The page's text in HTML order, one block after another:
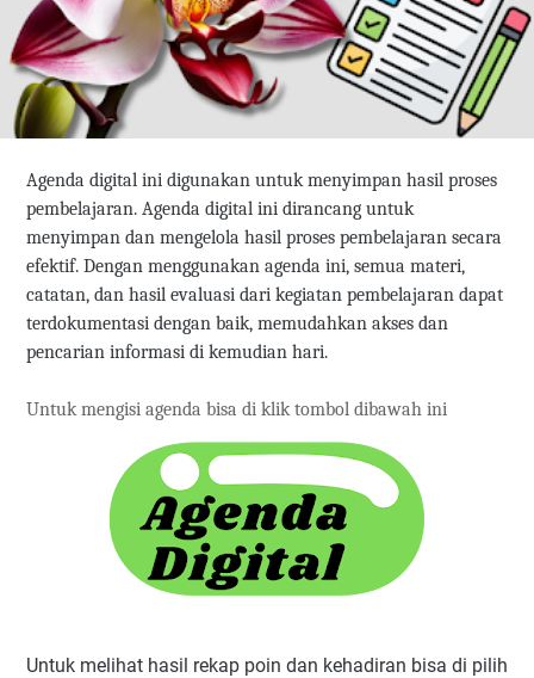
Agenda digital ini digunakan untuk menyimpan hasil proses
pembelajaran. Agenda digital ini dirancang untuk
menyimpan dan mengelola hasil proses pembelajaran secara
efektif. Dengan menggunakan agenda ini, semua materi,
catatan, dan hasil evaluasi dari kegiatan pembelajaran dapat
terdokumentasi dengan baik, memudahkan akses dan
pencarian informasi di kemudian hari.
Untuk mengisi agenda bisa di klik tombol dibawah ini
Untuk melihat hasil rekap poin dan kehadiran bisa di pilih